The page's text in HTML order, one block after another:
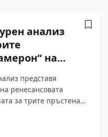
анализ
на
и
представя
ренесансовата
за трите пръстена“